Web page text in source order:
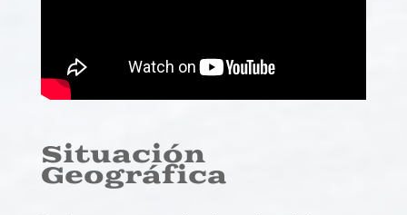
Situación
Geográfica